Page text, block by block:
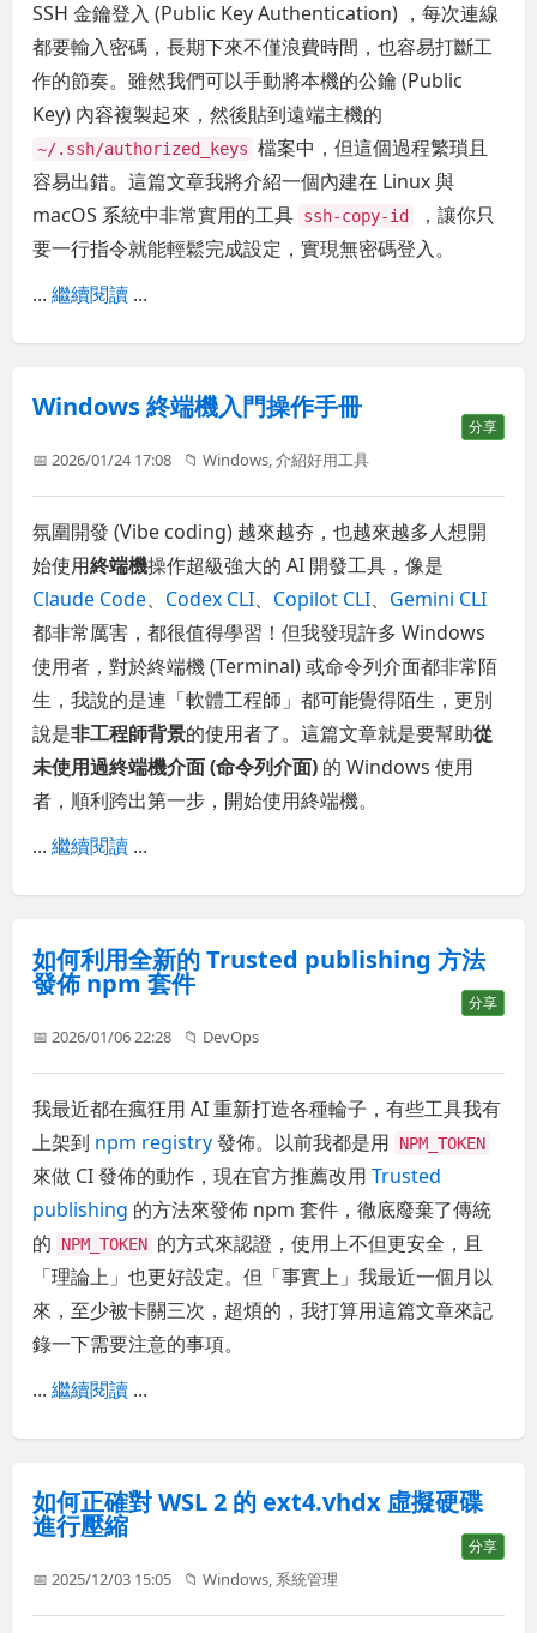
SSH 金鑰登入 (Public Key Authentication) ，每次連線
都要輸入密碼，長期下來不僅浪費時間，也容易打斷工
作的節奏。雖然我們可以手動將本機的公鑰 (Public
Key) 內容複製起來，然後貼到遠端主機的
~/.ssh/authorized_keys 檔案中，但這個過程繁瑣且
容易出錯。這篇文章我將介紹一個內建在 Linux 與
macOS 系統中非常實用的工具 ssh-copy-id
，讓你只
要一行指令就能輕鬆完成設定，實現無密碼登入。
...繼續閱讀 ...
Windows 終端機入門操作手冊
分享
📅 2026/01/24 17:08 📁Windows,介紹好用工具
氛圍開發 (Vibe coding) 越來越夯，也越來越多人想開
始使用終端機操作超級強大的 AI 開發工具，像是
Claude Code、 Codex CLI、 Copilot CLI、 Gemini CLI
都非常厲害，都很值得學習！但我發現許多 Windows
使用者，對於終端機 (Terminal) 或命令列介面都非常陌
生，我說的是連「軟體工程師」都可能覺得陌生，更別
說是非工程師背景的使用者了。這篇文章就是要幫助從
未使用過終端機介面 (命令列介面) 的 Windows 使用
者，順利跨出第一步，開始使用終端機。
...繼續閱讀 ...
如何利用全新的 Trusted publishing 方法
發佈 npm 套件
分享
📅 2026/01/06 22:28 📁 DevOps
我最近都在瘋狂用 AI 重新打造各種輪子，有些工具我有
上架到 npm registry發佈。以前我都是用 NPM_TOKEN
來做 CI 發佈的動作，現在官方推薦改用Trusted
publishing 的方法來發佈 npm 套件，徹底廢棄了傳統
的
NPM_TOKEN 的方式來認證，使用上不但更安全，且
「理論上」也更好設定。但「事實上」我最近一個月以
來，至少被卡關三次，超煩的，我打算用這篇文章來記
錄一下需要注意的事項。
...繼續閱讀 ...
如何正確對 WSL 2 的 ext4.vhdx 虛擬硬碟
進行壓縮
分享
📅 2025/12/03 15:05 📁Windows, 系統管理